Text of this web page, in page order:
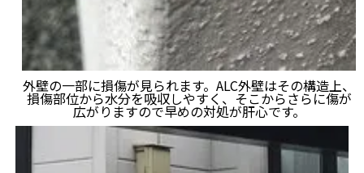
外壁の一部に損傷が見られます。ALC外壁はその構造上、
損傷部位から水分を吸収しやすく、そこからさらに傷が
広がりますので早めの対処が肝心です。